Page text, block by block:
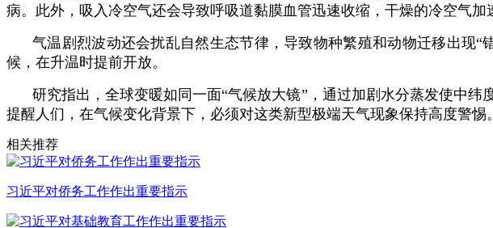
病。此外，吸入冷空气还会导致呼吸道黏膜血管迅速收缩，干燥的冷空气加
气温剧烈波动还会扰乱自然生态节律，导致物种繁殖和动物迁移出现
候，在升温时提前开放。
研究指出，全球变暖如同一面“气候放大镜”，通过加剧水分蒸发使中
提醒人们，在气候变化背景下，必须对这类新型极端天气现象保持高度警
相关推荐
习近平对侨务工作作出重要指示